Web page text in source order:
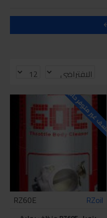
للاسف غير متوفر حاليا
RZoil
RZ60E